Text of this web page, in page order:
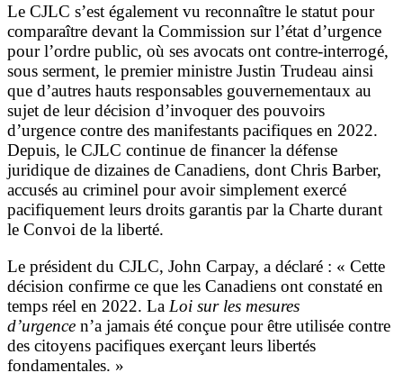
Le CJLC s’est également vu reconnaître le statut pour
comparaître devant la Commission sur l’état d’urgence
pour l’ordre public, où ses avocats ont contre-interrogé,
sous serment, le premier ministre Justin Trudeau ainsi
que d’autres hauts responsables gouvernementaux au
sujet de leur décision d’invoquer des pouvoirs
d’urgence contre des manifestants pacifiques en 2022.
Depuis, le CJLC continue de financer la défense
juridique de dizaines de Canadiens, dont Chris Barber,
accusés au criminel pour avoir simplement exercé
pacifiquement leurs droits garantis par la Charte durant
le Convoi de la liberté.
Le président du CJLC, John Carpay, a déclaré : « Cette
décision confirme ce que les Canadiens ont constaté en
temps réel en 2022. La Loi sur les mesures
d’urgence n’a jamais été conçue pour être utilisée contre
des citoyens pacifiques exerçant leurs libertés
fondamentales. »